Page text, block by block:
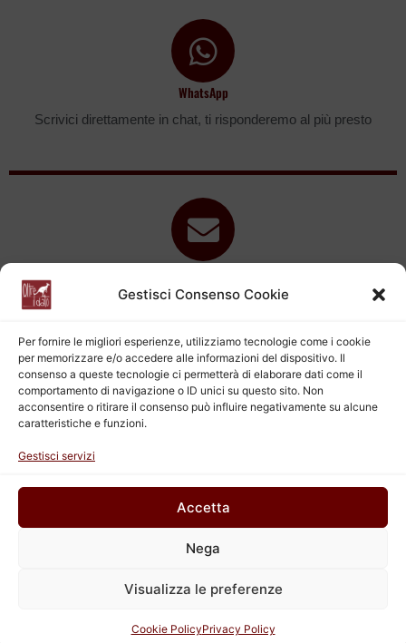
Gestisci Consenso Cookie
Per fornire le migliori esperienze, utilizziamo tecnologie come i cookie
per memorizzare e/o accedere alle informazioni del dispositivo. Il
consenso a queste tecnologie ci permetterà di elaborare dati come il
comportamento di navigazione o ID unici su questo sito. Non
acconsentire o ritirare il consenso può influire negativamente su alcune
caratteristiche e funzioni.
Gestisci servizi
Accetta
Nega
Visualizza le preferenze
Cookie PolicyPrivacy Policy
WhatsApp
Scrivici direttamente in chat, ti risponderemo al più presto
Scrivici una email, ti risponderemo al più presto
Made with ❤ by [Drawin'in the Wind]